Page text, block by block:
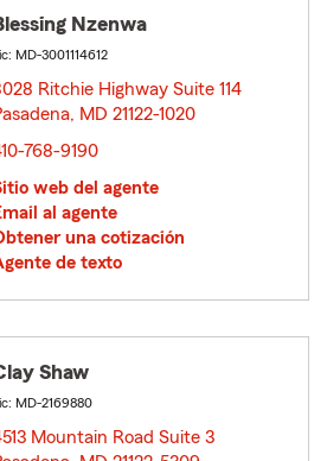
Nzenwa
MD-3001114612
Ritchie Highway Suite 114
MD 21122-1020
768-9190
web del agente
al agente
una cotización
de texto
Shaw
MD-2169880
Mountain Road Suite 3